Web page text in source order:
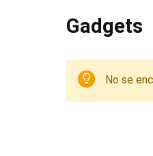
Gadgets
No se